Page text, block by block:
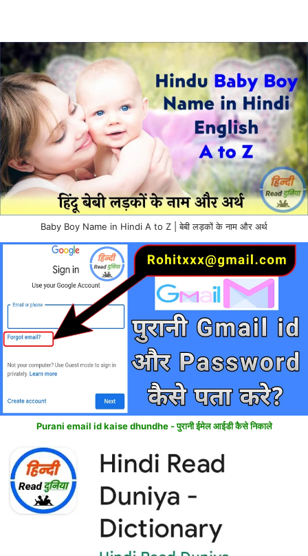
Baby Boy Name in Hindi A to Z | बेबी लड़कों के नाम और अर्थ
Purani email id kaise dhundhe - पुरानी ईमेल आईडी कैसे निकाले